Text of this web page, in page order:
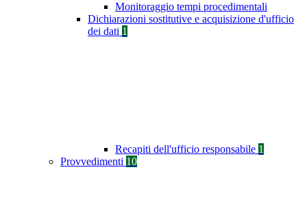
Monitoraggio tempi procedimentali
Dichiarazioni sostitutive e acquisizione d'ufficio
dei dati 1
Recapiti dell'ufficio responsabile 1
Provvedimenti 10